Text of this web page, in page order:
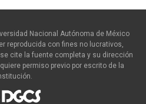
Nacional Autónoma de México
reproducida con fines no lucrativos,
cite la fuente completa y su dirección
permiso previo por escrito de la